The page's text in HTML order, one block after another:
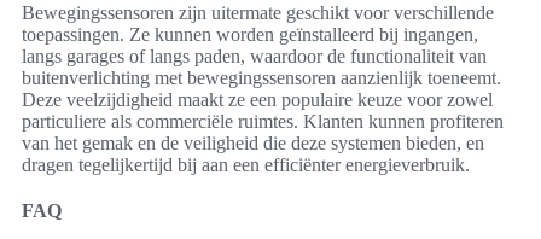
Bewegingssensoren zijn uitermate geschikt voor verschillende
toepassingen. Ze kunnen worden geïnstalleerd bij ingangen,
langs garages of langs paden, waardoor de functionaliteit van
buitenverlichting met bewegingssensoren aanzienlijk toeneemt.
Deze veelzijdigheid maakt ze een populaire keuze voor zowel
particuliere als commerciële ruimtes. Klanten kunnen profiteren
van het gemak en de veiligheid die deze systemen bieden, en
dragen tegelijkertijd bij aan een efficiënter energieverbruik.
FAQ